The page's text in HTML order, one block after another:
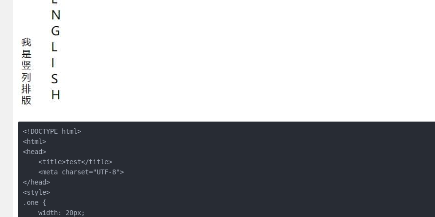
<!DOCTYPE html>
<html>
<head>
    <title>test</title>
    <meta charset="UTF-8">
</head>
<style>
.one {
    width: 20px;